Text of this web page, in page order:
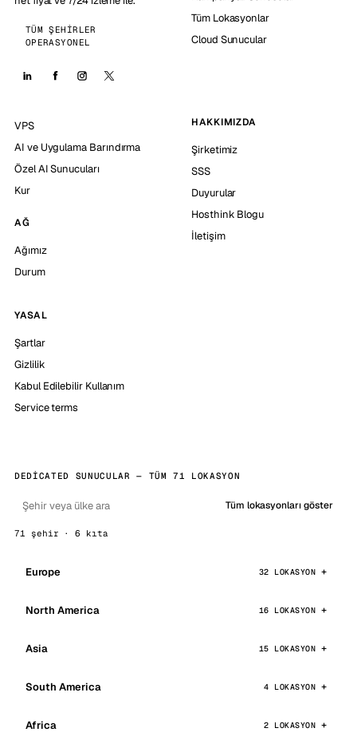
TÜM ŞEHIRLER
OPERASYONEL
Tüm Lokasyonlar
Cloud Sunucular
VPS
AI ve Uygulama Barındırma
Özel AI Sunucuları
Kur
AĞ
Ağımız
Durum
HAKKIMIZDA
Şirketimiz
SSS
Duyurular
Hosthink Blogu
İletişim
YASAL
Şartlar
Gizlilik
Kabul Edilebilir Kullanım
Service terms
DEDICATED SUNUCULAR — TÜM 71 LOKASYON
Tüm lokasyonları göster
71 şehir · 6 kıta
Europe 32 LOKASYON
North America 16 LOKASYON
Asia 15 LOKASYON
South America 4 LOKASYON
Africa 2 LOKASYON